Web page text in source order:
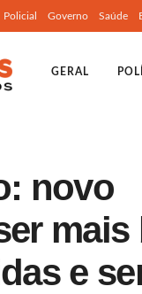
Policial Governo Saúde
GERAL
novo
mais
e